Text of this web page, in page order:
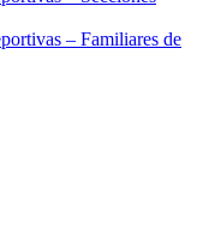
– Familiares de